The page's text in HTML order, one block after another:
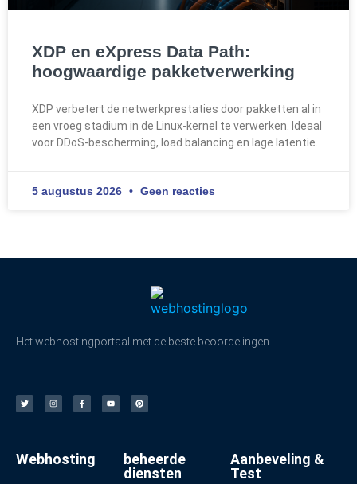
XDP en eXpress Data Path:
hoogwaardige pakketverwerking
XDP verbetert de netwerkprestaties door pakketten al in
een vroeg stadium in de Linux-kernel te verwerken. Ideaal
voor DDoS-bescherming, load balancing en lage latentie.
5 augustus 2026 Geen reacties
Het webhostingportaal met de beste beoordelingen.
Webhosting
beheerde
diensten
Aanbeveling &
Test